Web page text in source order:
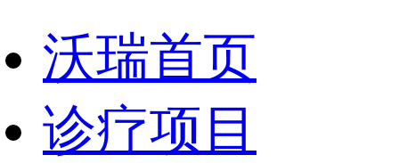
沃瑞首页
诊疗项目